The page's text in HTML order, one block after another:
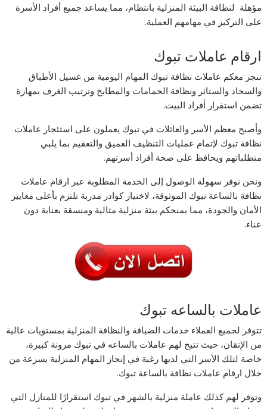
مؤهلة لنظافة البيئة المنزلية بانتظام، مما يساعد جميع أفراد الأسرة
على التركيز في مهامهم العملية.
ارقام عاملات تبوك
تنجز معكم عاملات نظافة تبوك المهام اليومية من غسيل الأطباق
والسجاد والستائر ونظافة الحمامات والمطابخ وترتيب الغرف بمهارة
تضمن استقرار أفراد البيت.
وأصبح معظم الأسر والعائلات في تبوك يعملون على استئجار عاملات
نظافة تبوك لإتمام عمليات التنظيف العميق والتعقيم بما يلبي
متطلباتهم ويحافظ على صحة أفراد أسرتهم.
ونحن نوفر سهولة الوصول إلى الخدمة المطلوبة عبر ارقام عاملات
نظافة بالساعة تبوك الموثوقة، لاختيار كوادر مدربة تلتزم بأعلى معايير
الأمان والجودة، مما يمنحكم بيئة منزلية مثالية ومنسقة بعناية دون
عناء.
عاملات بالساعه تبوك
تتوفر لجميع العملاء خدمات الضيافة والنظافة المنزلية بمستويات عالية
من الإتقان، حيث تتيح لهم عاملات بالساعه في تبوك مرونة كبيرة،
خاصة لتلك الأسر التي لديها رغبة في إنجاز المهام المنزلية بسرعة من
خلال ارقام عاملات نظافة بالساعة تبوك.
وتوفر لهم كذلك عاملة منزلية بالشهر في تبوك استقرارًا للمنازل التي